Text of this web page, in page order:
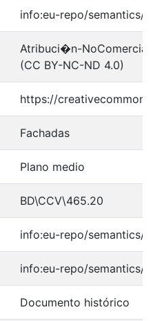
info:eu-repo/semantics/
Atribuci�n-
(CC BY-NC-ND 4.0)
https://
Fachadas
Plano medio
BD\CCV\465.20
info:eu-repo/semantics/
info:eu-repo/semantics/
Documento histórico